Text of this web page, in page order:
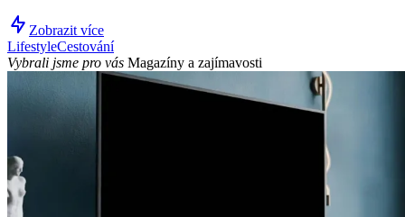
Zobrazit více
LifestyleCestování
Vybrali jsme pro vás Magazíny a zajímavosti